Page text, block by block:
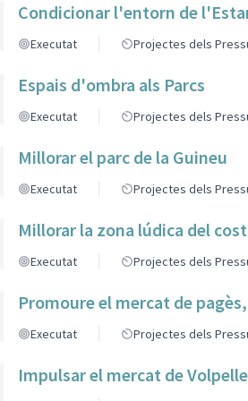
Condicionar l'entorn de
Executat Projectes dels
Espais d'ombra als Parcs
Executat Projectes dels
Millorar el parc de la Guineu
Executat Projectes dels
Millorar la zona lúdica del
Executat Projectes dels
Promoure el mercat de
Executat Projectes dels
Impulsar el mercat de